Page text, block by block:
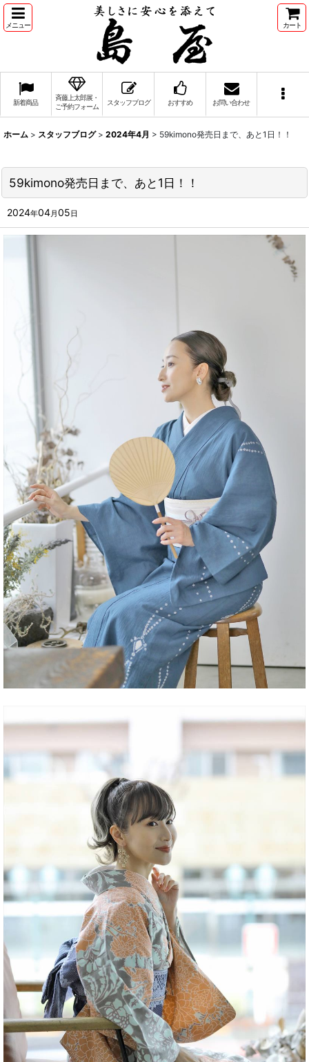
メニュー カート
新着商品
斉藤上太郎展・
ご予約フォーム
スタッフブログ おすすめ お問い合わせ
ホーム > スタッフブログ > 2024年4月 > 59kimono発売日まで、あと1日！！
59kimono発売日まで、あと1日！！
2024年04月05日